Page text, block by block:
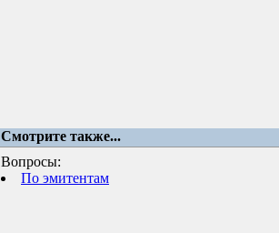
Смотрите также...
Вопросы:
По эмитентам